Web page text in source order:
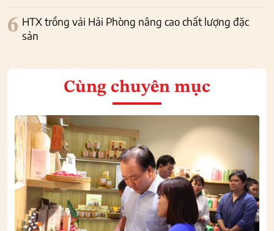
6 HTX trồng vải Hải Phòng nâng cao chất lượng đặc
sản
Cùng chuyên mục